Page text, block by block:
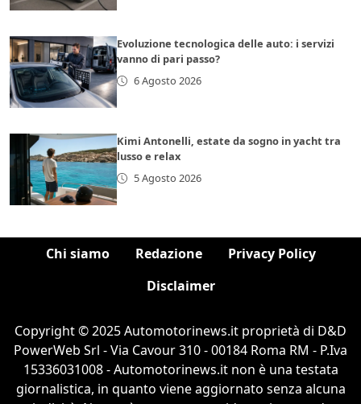
Evoluzione tecnologica delle auto: i servizi
vanno di pari passo?
6 Agosto 2026
Kimi Antonelli, estate da sogno in yacht tra
lusso e relax
5 Agosto 2026
Chi siamo Redazione
Privacy Policy
Disclaimer
Copyright © 2025 Automotorinews.it proprietà di D&D
PowerWeb Srl - Via Cavour 310 - 00184 Roma RM - P.Iva
15336031008 - Automotorinews.it non è una testata
giornalistica, in quanto viene aggiornato senza alcuna